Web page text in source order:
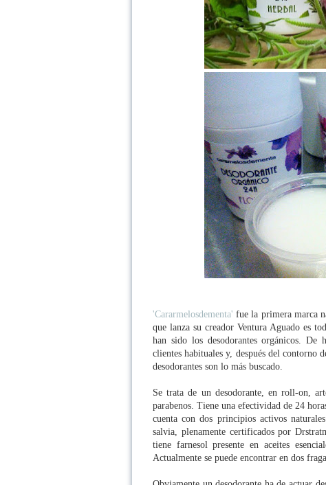
'Cararmelosdementa' fue la primera marca
que lanza su creador Ventura Aguado es
han sido los desodorantes orgánicos.
clientes habituales y, después del contorno
desodorantes son lo más buscado.
Se trata de un desodorante, en roll-on,
parabenos. Tiene una efectividad de 24
cuenta con dos principios activos
salvia, plenamente certificados por
tiene farnesol presente en aceites
Actualmente se puede encontrar en dos